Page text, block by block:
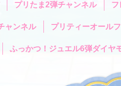
プリたま2弾チャンネル フ
ャンネル プリティーオール
ふっかつ！ジュエル6弾ダイヤ